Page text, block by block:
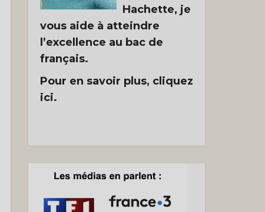
Hachette, je
vous aide à atteindre
l’excellence au bac de
français.
Pour en savoir plus, cliquez
ici.